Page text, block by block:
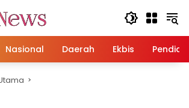
Nasional Daerah Ekbis